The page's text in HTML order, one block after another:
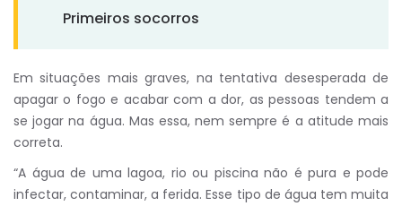
Primeiros socorros
Em situações mais graves, na tentativa desesperada de
apagar o fogo e acabar com a dor, as pessoas tendem a
se jogar na água. Mas essa, nem sempre é a atitude mais
correta.
“A água de uma lagoa, rio ou piscina não é pura e pode
infectar, contaminar, a ferida. Esse tipo de água tem muita